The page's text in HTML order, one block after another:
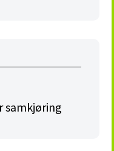
samkjøring